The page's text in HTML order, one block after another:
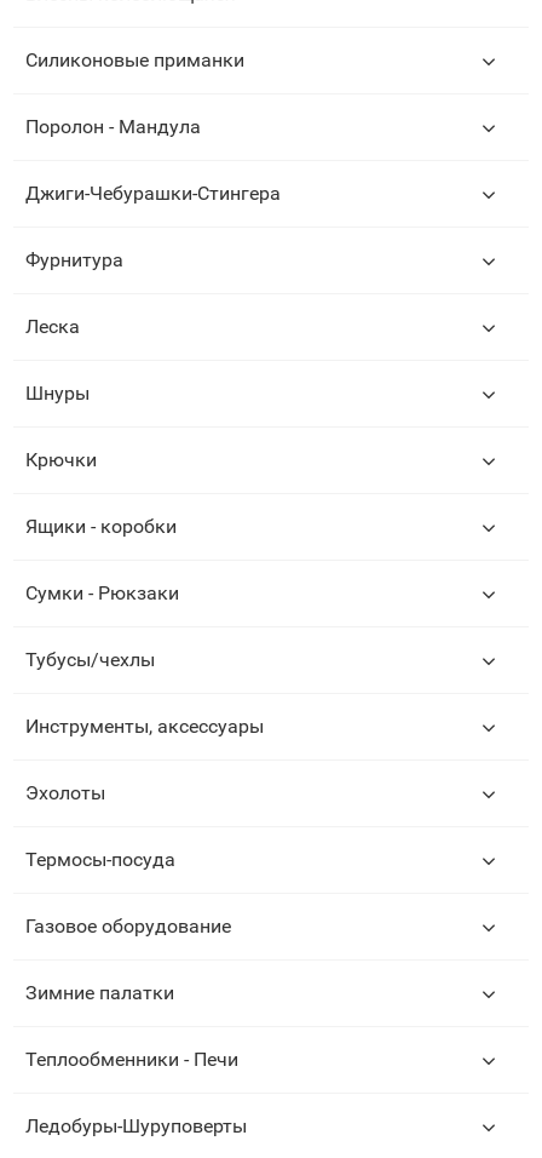
Силиконовые приманки
Поролон - Мандула
Джиги-Чебурашки-Стингера
Фурнитура
Леска
Шнуры
Крючки
Ящики - коробки
Сумки - Рюкзаки
Тубусы/чехлы
Инструменты, аксессуары
Эхолоты
Термосы-посуда
Газовое оборудование
Зимние палатки
Теплообменники - Печи
Ледобуры-Шуруповерты